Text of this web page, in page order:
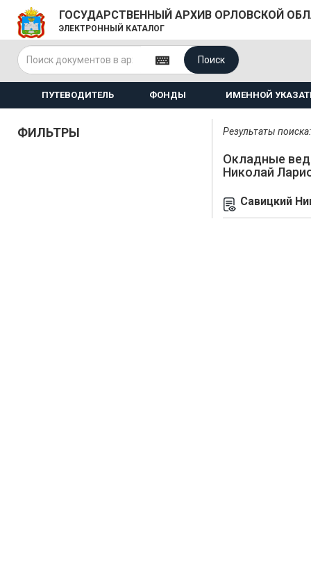
ГОСУДАРСТВЕННЫЙ АРХИВ ОРЛОВСКОЙ
ЭЛЕКТРОННЫЙ КАТАЛОГ
Поиск
ПУТЕВОДИТЕЛЬ ФОНДЫ ИМЕННОЙ
ФИЛЬТРЫ Результаты
Окладные
Николай
Савицкий